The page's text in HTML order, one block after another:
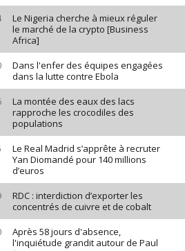
Le Nigeria cherche à mieux réguler
le marché de la crypto [Business
Africa]
Dans l'enfer des équipes engagées
dans la lutte contre Ebola
La montée des eaux des lacs
rapproche les crocodiles des
populations
Le Real Madrid s’apprête à recruter
Yan Diomandé pour 140 millions
d’euros
RDC : interdiction d’exporter les
concentrés de cuivre et de cobalt
Après 58 jours d'absence,
l'inquiétude grandit autour de Paul